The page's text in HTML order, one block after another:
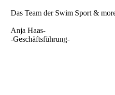
Das Team der Swim Sport &
Anja Haas-
-Geschäftsführung-